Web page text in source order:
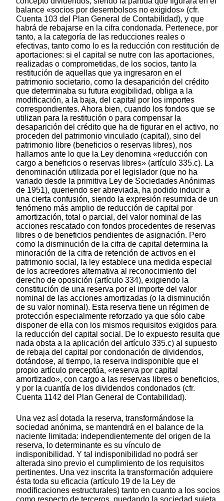
balance «socios por desembolsos no exigidos» (cfr.
Cuenta 103 del Plan General de Contabilidad), y que
habrá de rebajarse en la cifra condonada. Pertenece, por
tanto, a la categoría de las reducciones reales o
efectivas, tanto como lo es la reducción con restitución de
aportaciones: si el capital se nutre con las aportaciones,
realizadas o comprometidas, de los socios, tanto la
restitución de aquellas que ya ingresaron en el
patrimonio societario, como la desaparición del crédito
que determinaba su futura exigibilidad, obliga a la
modificación, a la baja, del capital por los importes
correspondientes. Ahora bien, cuando los fondos que se
utilizan para la restitución o para compensar la
desaparición del crédito que ha de figurar en el activo, no
proceden del patrimonio vinculado (capital), sino del
patrimonio libre (beneficios o reservas libres), nos
hallamos ante lo que la Ley denomina «reducción con
cargo a beneficios o reservas libres» (artículo 335.c). La
denominación utilizada por el legislador (que no ha
variado desde la primitiva Ley de Sociedades Anónimas
de 1951), queriendo ser abreviada, ha podido inducir a
una cierta confusión, siendo la expresión resumida de un
fenómeno más amplio de reducción de capital por
amortización, total o parcial, del valor nominal de las
acciones rescatado con fondos procedentes de reservas
libres o de beneficios pendientes de asignación. Pero
como la disminución de la cifra de capital determina la
minoración de la cifra de retención de activos en el
patrimonio social, la ley establece una medida especial
de los acreedores alternativa al reconocimiento del
derecho de oposición (artículo 334), exigiendo la
constitución de una reserva por el importe del valor
nominal de las acciones amortizadas (o la disminución
de su valor nominal). Esta reserva tiene un régimen de
protección especialmente reforzado ya que sólo cabe
disponer de ella con los mismos requisitos exigidos para
la reducción del capital social. De lo expuesto resulta que
nada obsta a la aplicación del artículo 335.c) al supuesto
de rebaja del capital por condonación de dividendos,
dotándose, al tiempo, la reserva indisponible que el
propio artículo preceptúa, «reserva por capital
amortizado», con cargo a las reservas libres o beneficios,
y por la cuantía de los dividendos condonados (cfr.
Cuenta 1142 del Plan General de Contabilidad).
Una vez así dotada la reserva, transformándose la
sociedad anónima, se mantendrá en el balance de la
naciente limitada: independientemente del origen de la
reserva, lo determinante es su vínculo de
indisponibilidad. Y tal indisponibilidad no podrá ser
alterada sino previo el cumplimiento de los requisitos
pertinentes. Una vez inscrita la transformación adquiere
ésta toda su eficacia (artículo 19 de la Ley de
modificaciones estructurales) tanto en cuanto a los socios
como respecto de terceros, quedando la sociedad sujeta,